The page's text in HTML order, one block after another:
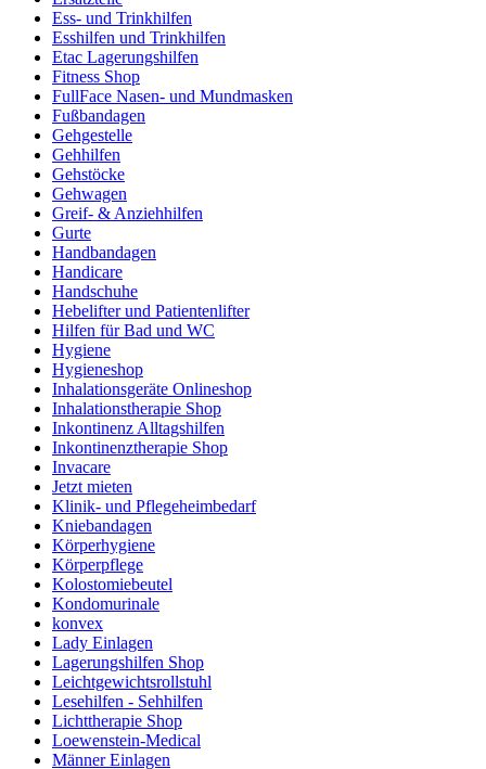
Ess- und Trinkhilfen
Esshilfen und Trinkhilfen
Etac Lagerungshilfen
Fitness Shop
FullFace Nasen- und Mundmasken
Fußbandagen
Gehgestelle
Gehhilfen
Gehstöcke
Gehwagen
Greif- & Anziehhilfen
Gurte
Handbandagen
Handicare
Handschuhe
Hebelifter und Patientenlifter
Hilfen für Bad und WC
Hygiene
Hygieneshop
Inhalationsgeräte Onlineshop
Inhalationstherapie Shop
Inkontinenz Alltagshilfen
Inkontinenztherapie Shop
Invacare
Jetzt mieten
Klinik- und Pflegeheimbedarf
Kniebandagen
Körperhygiene
Körperpflege
Kolostomiebeutel
Kondomurinale
konvex
Lady Einlagen
Lagerungshilfen Shop
Leichtgewichtsrollstuhl
Lesehilfen - Sehhilfen
Lichttherapie Shop
Loewenstein-Medical
Männer Einlagen